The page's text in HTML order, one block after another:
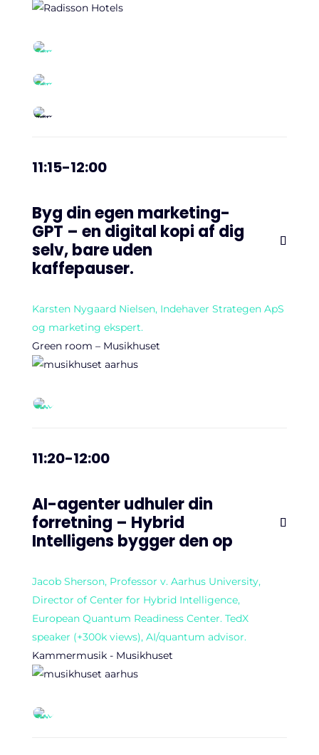
11:15-12:00
Byg din egen marketing-
GPT – en digital kopi af dig
selv, bare uden
kaffepauser.
Karsten Nygaard Nielsen, Indehaver Strategen ApS
og marketing ekspert.
Green room – Musikhuset
11:20-12:00
AI-agenter udhuler din
forretning – Hybrid
Intelligens bygger den op
Jacob Sherson, Professor v. Aarhus University,
Director of Center for Hybrid Intelligence,
European Quantum Readiness Center. TedX
speaker (+300k views), AI/quantum advisor.
Kammermusik - Musikhuset